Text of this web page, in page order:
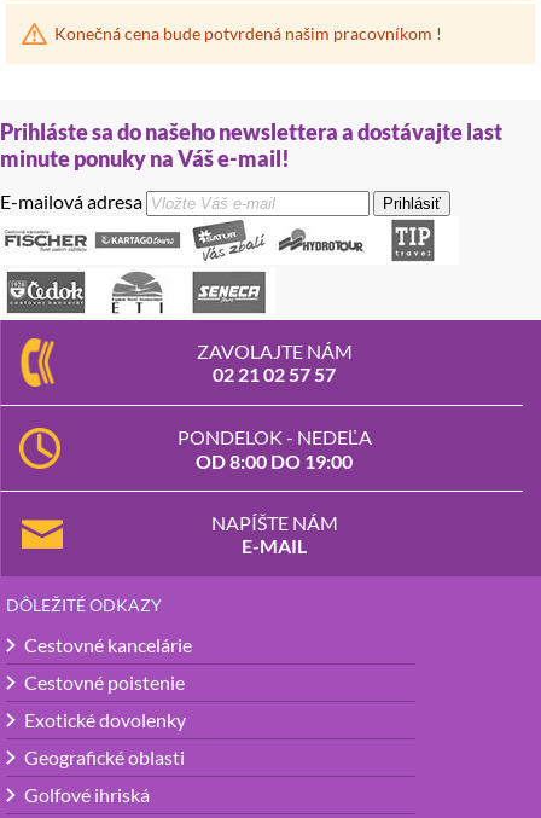
Konečná cena bude potvrdená našim pracovníkom !
Prihláste sa do našeho newslettera a dostávajte last
minute ponuky na Váš e-mail!
E-mailová adresa Prihlásiť
ZAVOLAJTE NÁM
02 21 02 57 57
PONDELOK - NEDEĽA
OD 8:00 DO 19:00
NAPÍŠTE NÁM
E-MAIL
DÔLEŽITÉ ODKAZY
Cestovné kancelárie
Cestovné poistenie
Exotické dovolenky
Geografické oblasti
Golfové ihriská